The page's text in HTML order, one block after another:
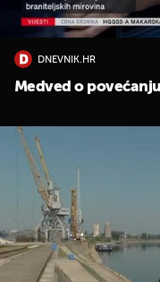
DNEVNIK.HR
Medved o